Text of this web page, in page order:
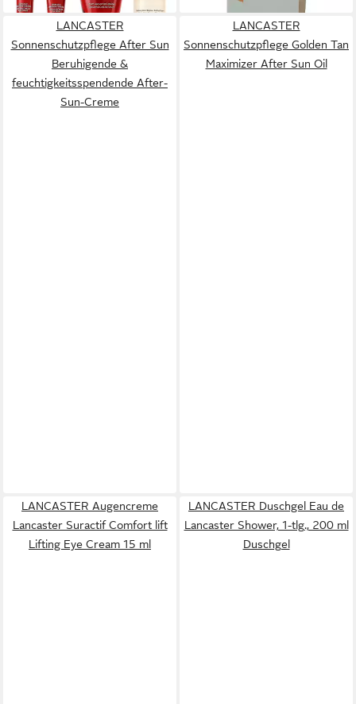
LANCASTER
Sonnenschutzpflege After Sun
Beruhigende &
feuchtigkeitsspendende After-
Sun-Creme
LANCASTER
Sonnenschutzpflege Golden Tan
Maximizer After Sun Oil
LANCASTER Augencreme
Lancaster Suractif Comfort lift
Lifting Eye Cream 15 ml
LANCASTER Duschgel Eau de
Lancaster Shower, 1-tlg., 200 ml
Duschgel